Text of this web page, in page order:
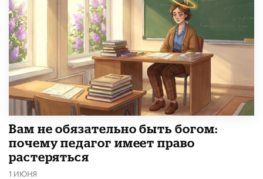
​Вам не обязательно быть богом:
почему педагог имеет право
растеряться
1 ИЮНЯ